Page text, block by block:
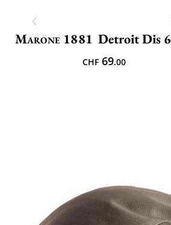
Marone 1881 Detroit Dis
CHF69.00